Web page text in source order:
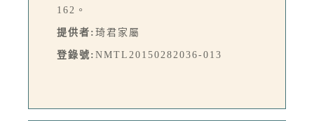
162。
提供者: 琦君家屬
登錄號: NMTL20150282036-013